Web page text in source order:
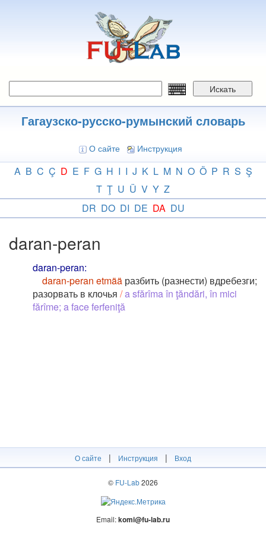
Искать
Гагаузско-русско-румынский словарь
О сайте Инструкция
A B C Ç D E F G H I I J K L M N O Ö P R S Ş
T Ţ U Ü V Y Z
DR DO DI DE DA DU
daran-peran
daran-peran:
daran-peran etmää разбить (разнести) вдребезги;
разорвать в клочья /a sfărîma în ţăndări, în mici
fărîme; a face ferfeniţă
О сайте | Инструкция | Вход
© FU-Lab2026
Email:komi@fu-lab.ru